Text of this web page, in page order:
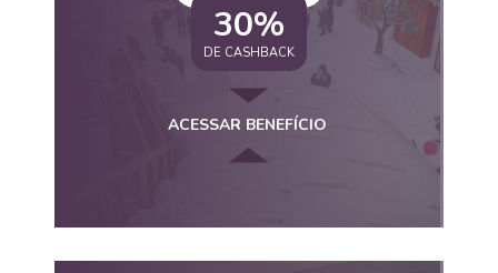
30%
DE CASHBACK
ACESSAR BENEFÍCIO